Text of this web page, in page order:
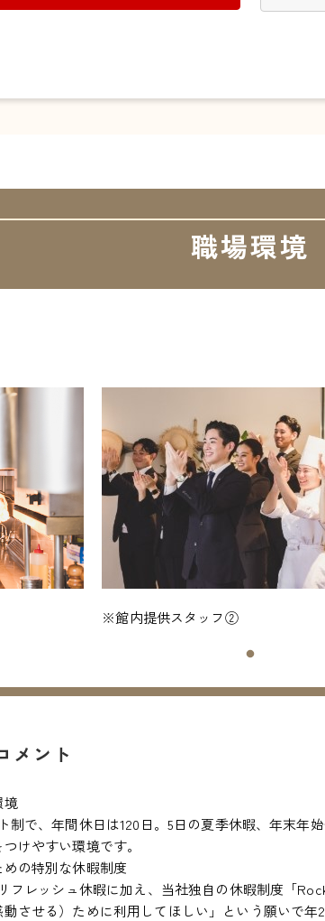
職場環境
※館内提供スタッフ②
メント
境
制で、年間休日は120日。5日の夏季休暇、年末年
けやすい環境です。
の特別な休暇制度
フレッシュ休暇に加え、当社独自の休暇制度「
動させる）ために利用してほしい」という願いで